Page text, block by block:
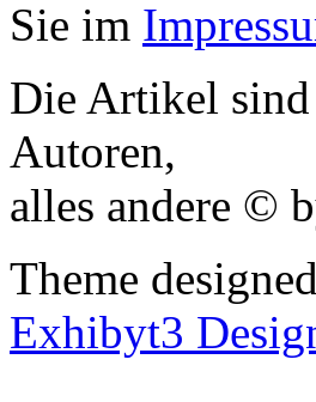
Sie im
Die Artikel sind
Autoren,
alles andere ©
Theme
Exhibyt3